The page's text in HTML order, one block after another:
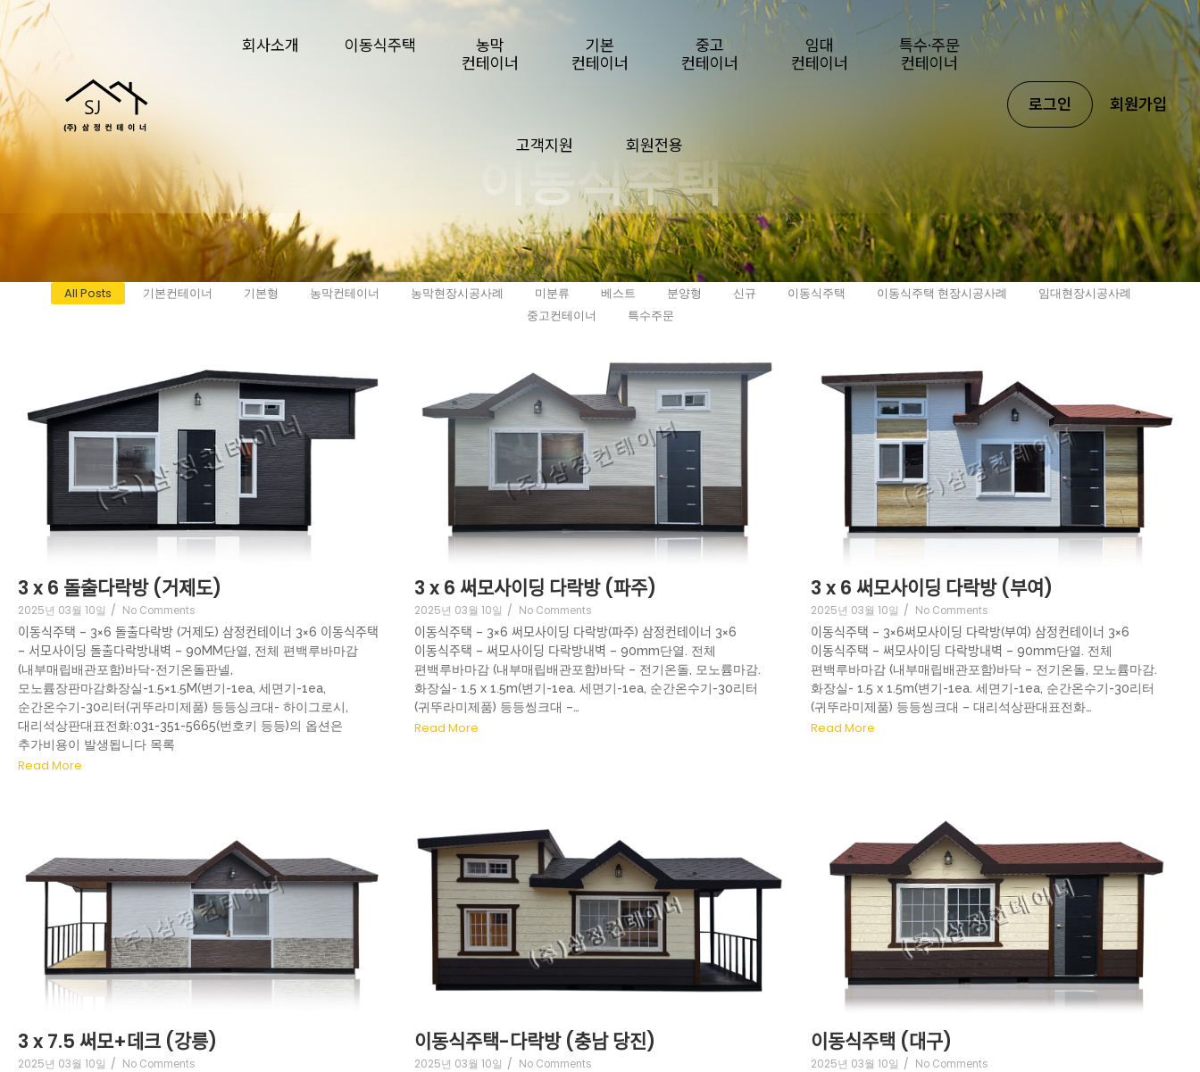
회사소개 이동식주택
농막
컨테이너
기본
컨테이너
중고
컨테이너
임대
컨테이너
특수·주문
컨테이너
고객지원 회원전용
로그인 회원가입
이동식주택
All Posts 기본컨테이너 기본형 농막컨테이너 농막현장시공사례 미분류 베스트 분양형 신규 이동식주택 이동식주택 현장시공사례
임대현장시공사례
중고컨테이너
특수주문
3 x 6 돌출다락방 (거제도)
2025년 03월 10일 / No Comments
이동식주택 – 3×6 돌출다락방 (거제도) 삼정컨테이너 3×6 이동식주택
– 서모사이딩 돌출다락방내벽 – 90MM단열, 전체 편백루바마감
(내부매립배관포함)바닥-전기온돌판넬,
모노륨장판마감화장실-1.5×1.5M(변기-1ea, 세면기-1ea,
순간온수기-30리터(귀뚜라미제품) 등등싱크대- 하이그로시,
대리석상판대표전화:031-351-5665(번호키 등등)의 옵션은
추가비용이 발생됩니다 목록
Read More
3 x 6 써모사이딩 다락방 (파주)
2025년 03월 10일 / No Comments
이동식주택 – 3×6 써모사이딩 다락방(파주) 삼정컨테이너 3×6
이동식주택 – 써모사이딩 다락방내벽 – 90mm단열. 전체
편백루바마감 (내부매립배관포함)바닥 – 전기온돌, 모노륨마감.
화장실- 1.5 x 1.5m(변기-1ea. 세면기-1ea, 순간온수기-30리터
(귀뚜라미제품) 등등씽크대 –…
Read More
3 x 6 써모사이딩 다락방 (부여)
2025년 03월 10일 / No Comments
이동식주택 – 3×6써모사이딩 다락방(부여) 삼정컨테이너 3×6
이동식주택 – 써모사이딩 다락방내벽 – 90mm단열. 전체
편백루바마감 (내부매립배관포함)바닥 – 전기온돌, 모노륨마감.
화장실- 1.5 x 1.5m(변기-1ea. 세면기-1ea, 순간온수기-30리터
(귀뚜라미제품) 등등씽크대 – 대리석상판대표전화…
Read More
3 x 7.5 써모+데크 (강릉)
2025년 03월 10일 / No Comments
이동식주택-다락방 (충남 당진)
2025년 03월 10일 / No Comments
이동식주택 (대구)
2025년 03월 10일 / No Comments